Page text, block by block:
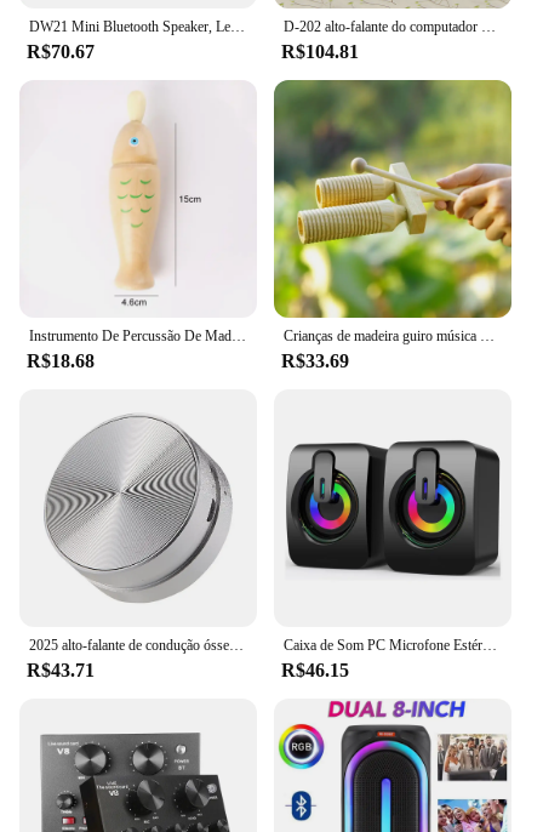
DW21 Mini Bluetooth Speaker, Leitor de música clássica, Subwoofer estéreo, Decoração portátil, Home Speakers
R$70.67
D-202 alto-falante do computador com fio, subwoofer do computador, baixo estéreo, leitor de música, desktop, laptop, notebook, tablet, subwoofer, caixa de som
R$104.81
Instrumento De Percussão De Madeira Orff, Equipamento De Música, Tubo De Som Único, Two Tone WoodBlocker, Peixe De Madeira, Brinquedos Musicais Para Crianças, TMZ
R$18.68
Crianças de madeira guiro música brinquedo duplo tubo som para o bebê criança cedo brinquedo educativo percussão instrumento musical ritmo brinquedos
R$33.69
2025 alto-falante de condução óssea quente bluetooth-compatível tws som estéreo sem fio beija-flor alto-falante com rádio fm dropshipping
R$43.71
Caixa de Som PC Microfone Estéreo HIFI USB Com Fio Caixa De Som com Luz LED Para Computador Desktop
R$46.15